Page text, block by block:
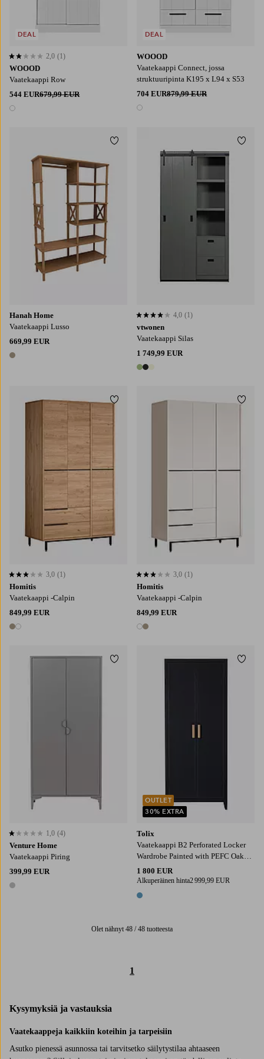
WOOOD
Vaatekaappi Row
544 EUR679,99 EUR
1 väri
2,0 perustuen 1 arvosanaan
2,0 (1)
DEAL
WOOOD
Vaatekaappi Connect, jossa
struktuuripinta K195 x L94 x S53
704 EUR879,99 EUR
1 väri
DEAL
Hanah Home
Vaatekaappi Lusso
669,99 EUR
1 väri
Lisää suosikkeihin
vtwonen
Vaatekaappi Silas
1 749,99 EUR
3 värejä
4,0 perustuen 1 arvosanaan
4,0 (1)
Homitis
Vaatekaappi -Calpin
849,99 EUR
2 värejä
3,0 perustuen 1 arvosanaan
3,0 (1)
Lisää suosikkeihin
Homitis
Vaatekaappi -Calpin
849,99 EUR
2 värejä
3,0 perustuen 1 arvosanaan
3,0 (1)
Venture Home
Vaatekaappi Piring
399,99 EUR
1 väri
1,0 perustuen 4 arvosanaan
1,0 (4)
Lisää suosikkeihin
Tolix
Vaatekaappi B2 Perforated Locker
Wardrobe Painted with PEFC Oak
Handles
1 800 EUR
Alkuperäinen hinta2 999,99 EUR
1 väri
OUTLET
30% EXTRA
Olet nähnyt 48 / 48 tuotteesta
1
Kysymyksiä ja vastauksia
Vaatekaappeja kaikkiin koteihin ja tarpeisiin
Asutko pienessä asunnossa tai tarvitsetko säilytystilaa ahtaaseen